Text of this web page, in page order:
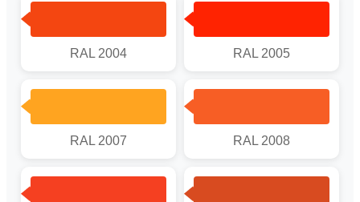
RAL 2004 RAL 2005
RAL 2007 RAL 2008